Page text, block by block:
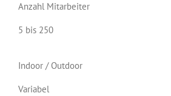
Anzahl Mitarbeiter
5 bis 250
Indoor / Outdoor
Variabel